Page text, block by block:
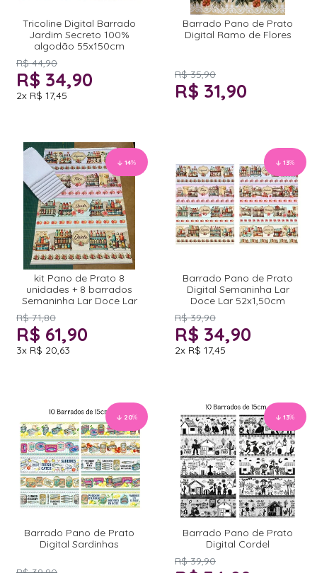
Tricoline Digital Barrado
Jardim Secreto 100%
algodão 55x150cm
R$ 44,90
R$ 34,90
2x R$ 17,45
Barrado Pano de Prato
Digital Ramo de Flores
R$ 35,90
R$ 31,90
14%
kit Pano de Prato 8
unidades + 8 barrados
Semaninha Lar Doce Lar
R$ 71,80
R$ 61,90
3x R$ 20,63
13%
Barrado Pano de Prato
Digital Semaninha Lar
Doce Lar 52x1,50cm
R$ 39,90
R$ 34,90
2x R$ 17,45
20%
Barrado Pano de Prato
Digital Sardinhas
13%
Barrado Pano de Prato
Digital Cordel
R$ 39,90